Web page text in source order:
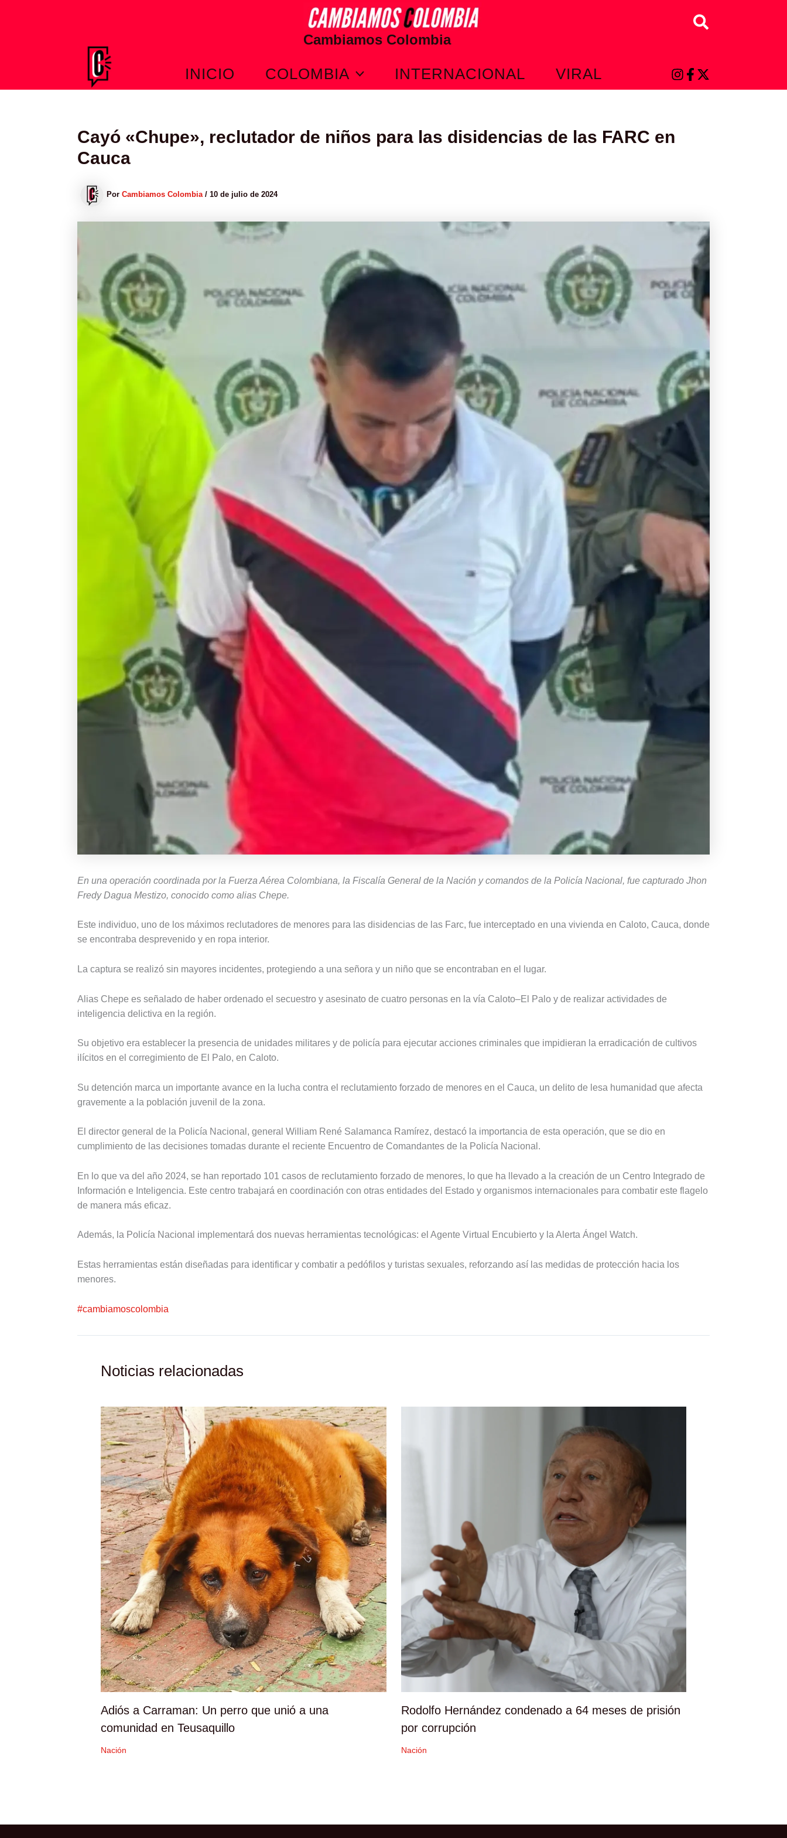
Cambiamos Colombia
Buscar
INICIO COLOMBIA INTERNACIONAL VIRAL
Cayó «Chupe», reclutador de niños para las disidencias de las FARC en
Cauca
Por Cambiamos Colombia / 10 de julio de 2024
En una operación coordinada por la Fuerza Aérea Colombiana, la Fiscalía General de la Nación y comandos de la Policía Nacional, fue capturado Jhon
Fredy Dagua Mestizo, conocido como alias Chepe.
Este individuo, uno de los máximos reclutadores de menores para las disidencias de las Farc, fue interceptado en una vivienda en Caloto, Cauca, donde
se encontraba desprevenido y en ropa interior.
La captura se realizó sin mayores incidentes, protegiendo a una señora y un niño que se encontraban en el lugar.
Alias Chepe es señalado de haber ordenado el secuestro y asesinato de cuatro personas en la vía Caloto–El Palo y de realizar actividades de
inteligencia delictiva en la región.
Su objetivo era establecer la presencia de unidades militares y de policía para ejecutar acciones criminales que impidieran la erradicación de cultivos
ilícitos en el corregimiento de El Palo, en Caloto.
Su detención marca un importante avance en la lucha contra el reclutamiento forzado de menores en el Cauca, un delito de lesa humanidad que afecta
gravemente a la población juvenil de la zona.
El director general de la Policía Nacional, general William René Salamanca Ramírez, destacó la importancia de esta operación, que se dio en
cumplimiento de las decisiones tomadas durante el reciente Encuentro de Comandantes de la Policía Nacional.
En lo que va del año 2024, se han reportado 101 casos de reclutamiento forzado de menores, lo que ha llevado a la creación de un Centro Integrado de
Información e Inteligencia. Este centro trabajará en coordinación con otras entidades del Estado y organismos internacionales para combatir este flagelo
de manera más eficaz.
Además, la Policía Nacional implementará dos nuevas herramientas tecnológicas: el Agente Virtual Encubierto y la Alerta Ángel Watch.
Estas herramientas están diseñadas para identificar y combatir a pedófilos y turistas sexuales, reforzando así las medidas de protección hacia los
menores.
#cambiamoscolombia
Noticias relacionadas
Adiós a Carraman: Un perro que unió a una
comunidad en Teusaquillo
Nación
Rodolfo Hernández condenado a 64 meses de prisión
por corrupción
Nación